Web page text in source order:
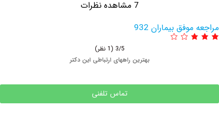
بیماران 932
بهترین راههای ارتباطی این دکتر
تماس تلفنی